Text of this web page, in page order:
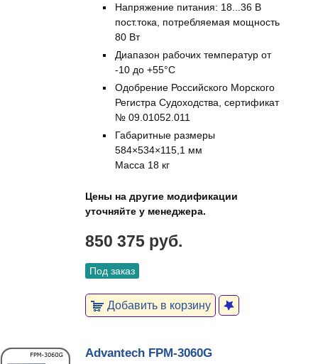
Напряжение питания: 18...36 В
пост.тока, потребляемая мощность
80 Вт
Диапазон рабочих температур от
-10 до +55°С
Одобрение Российского Морского
Регистра Судоходства, сертификат
№ 09.01052.011
Габаритные размеры
584×534×115,1 мм
Масса 18 кг
Цены на другие модификации
уточняйте у менеджера.
850 375 руб.
Под заказ
Добавить в корзину
Advantech FPM-3060G